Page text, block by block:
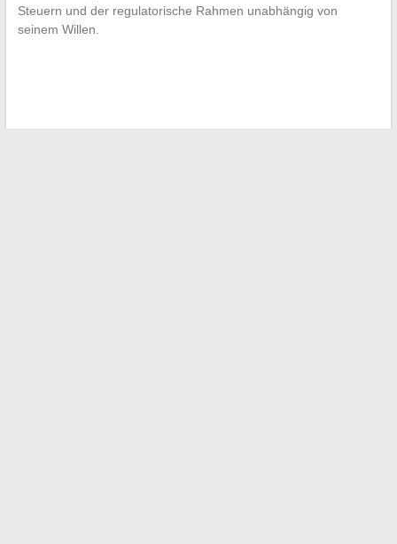
Steuern und der regulatorische Rahmen unabhängig von
seinem Willen.